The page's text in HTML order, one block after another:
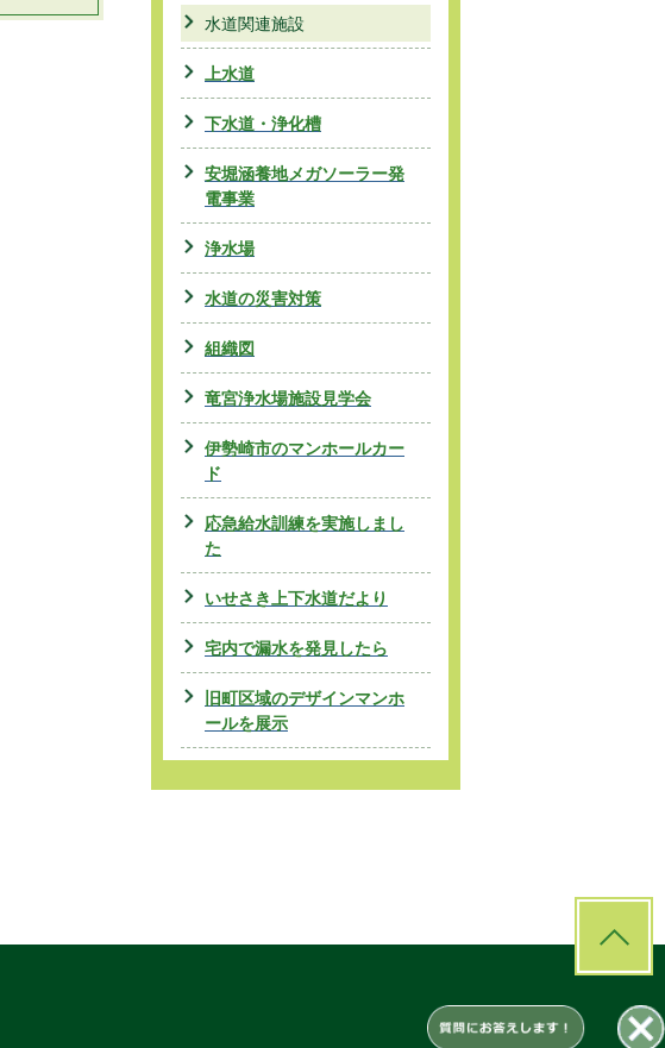
水道関連施設
上水道
下水道・浄化槽
安堀涵養地メガソーラー発
電事業
浄水場
水道の災害対策
組織図
竜宮浄水場施設見学会
伊勢崎市のマンホールカー
ド
応急給水訓練を実施しまし
た
いせさき上下水道だより
宅内で漏水を発見したら
旧町区域のデザインマンホ
ールを展示